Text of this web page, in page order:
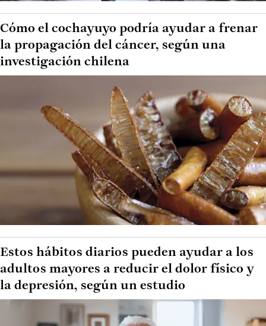
Cómo el cochayuyo podría ayudar a frenar
la propagación del cáncer, según una
investigación chilena
Estos hábitos diarios pueden ayudar a los
adultos mayores a reducir el dolor físico y
la depresión, según un estudio